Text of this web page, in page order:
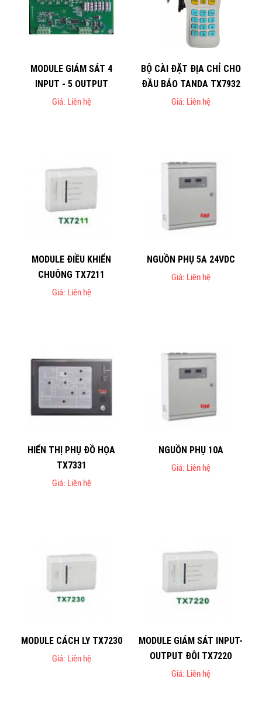
MODULE GIÁM SÁT 4
INPUT - 5 OUTPUT
Giá: Liên hệ
BỘ CÀI ĐẶT ĐỊA CHỈ CHO
ĐẦU BÁO TANDA TX7932
Giá: Liên hệ
MODULE ĐIỀU KHIỂN
CHUÔNG TX7211
Giá: Liên hệ
NGUỒN PHỤ 5A 24VDC
Giá: Liên hệ
HIỂN THỊ PHỤ ĐỒ HỌA
TX7331
Giá: Liên hệ
NGUỒN PHỤ 10A
Giá: Liên hệ
MODULE CÁCH LY TX7230
Giá: Liên hệ
MODULE GIÁM SÁT INPUT-
OUTPUT ĐÔI TX7220
Giá: Liên hệ